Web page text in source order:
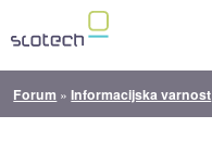
Forum »Informacijska varnost